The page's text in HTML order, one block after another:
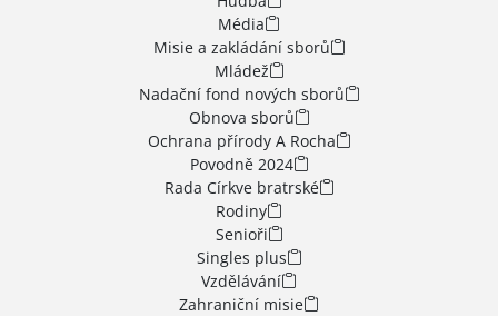
Média
Misie a zakládání sborů
Mládež
Nadační fond nových sborů
Obnova sborů
Ochrana přírody A Rocha
Povodně 2024
Rada Církve bratrské
Rodiny
Senioři
Singles plus
Vzdělávání
Zahraniční misie